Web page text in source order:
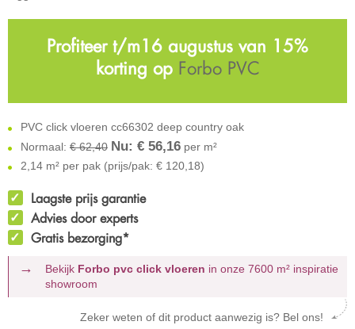
Profiteer t/m16 augustus van 15%
korting op Forbo PVC
PVC click vloeren cc66302 deep country oak
Normaal: € 62,40 Nu: € 56,16 per m²
2,14 m² per pak (prijs/pak: € 120,18)
Laagste prijs garantie
Advies door experts
Gratis bezorging*
Bekijk Forbo pvc click vloeren in onze 7600 m² inspiratie
showroom
Zeker weten of dit product aanwezig is? Bel ons!